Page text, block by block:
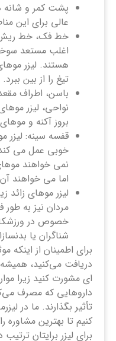
پشت کمر و شانه
عالی برای این
خط فک، خط ریش
اغلب مستعد
هستند. لیزر
تیغ را از بین ببرد.
باسن، اطراف
نواحی، لیزر
بروز آکنه و
قفسه سینه: لیزر
خوبی عمل می
نمی ‌خواهند
اما می‌ خواهند
لیزر موهای زائد
مردان نیز به
خصوص در
شناگران یا
برای اطمینان از اینکه
دریافت می‌کنید،
‌ای مشورت کنید زیرا
داروهایی که مصرف
تأثیر بگذارند. ما در
کنیم تا بهترین
برای لیزر برایتان